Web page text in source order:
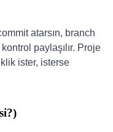
atarsın, branch
paylaşılır. Proje
ister, isterse